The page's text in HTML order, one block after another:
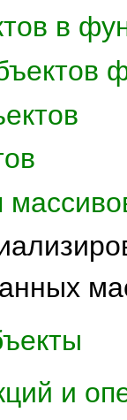
в
и